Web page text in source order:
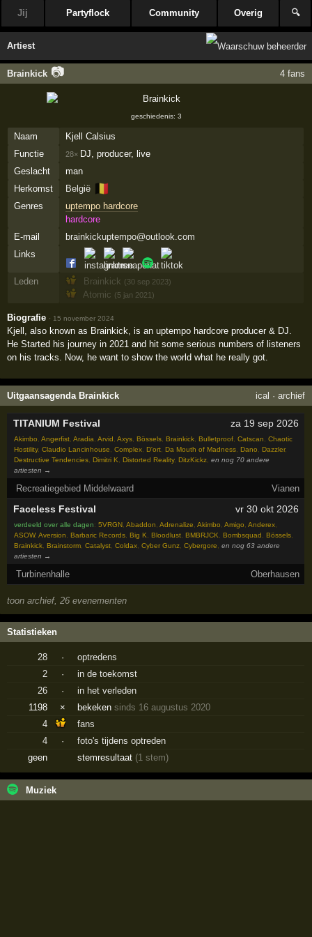
Jij Partyflock Community Overig 🔍
Artiest
Brainkick 📷 4 fans
geschiedenis: 3
Naam
Kjell Calsius
Functie
28× DJ, producer, live
Geslacht
man
Herkomst
België 🇧🇪
Genres
uptempo hardcore
hardcore
E-mail
brainkickuptempo@outlook.com
Links
Leden Brainkick (30 sep 2023)
Atomic (5 jan 2021)
Biografie · 15 november 2024
Kjell, also known as Brainkick, is an uptempo hardcore producer & DJ.
He Started his journey in 2021 and hit some serious numbers of listeners
on his tracks. Now, he want to show the world what he really got.
Uitgaansagenda Brainkick ical · archief
TITANIUM Festival za 19 sep 2026
Akimbo,Angerfist,Aradia,Arvid,Axys,Bössels,Brainkick,Bulletproof,Catscan,Chaotic
Hostility,Claudio Lancinhouse,Complex,D'ort,Da Mouth of Madness,Dano,Dazzler,
Destructive Tendencies,Dimitri K,Distorted Reality,DitzKickz,en nog 70 andere
artiesten →
Recreatiegebied Middelwaard Vianen
Faceless Festival vr 30 okt 2026
verdeeld over alle dagen:5VRGN,Abaddon,Adrenalize,Akimbo,Amigo,Anderex,
ASOW,Aversion,Barbaric Records,Big K,Bloodlust,BMBRJCK,Bombsquad,Bössels,
Brainkick,Brainstorm,Catalyst,Coldax,Cyber Gunz,Cybergore,en nog 63 andere
artiesten →
Turbinenhalle Oberhausen
toon archief, 26 evenementen
Statistieken
28 ·
optredens
2
·
in de toekomst
26
·
in het verleden
1198
× bekekensinds 16 augustus 2020
4
fans
4
·
foto's tijdens optreden
geen
stemresultaat (1 stem)
Muziek